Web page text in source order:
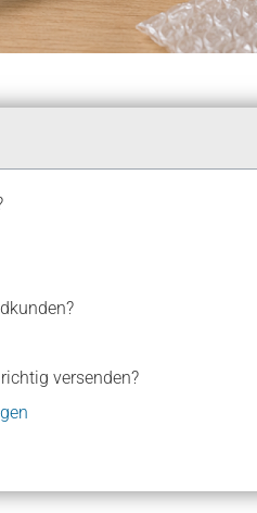
versenden?